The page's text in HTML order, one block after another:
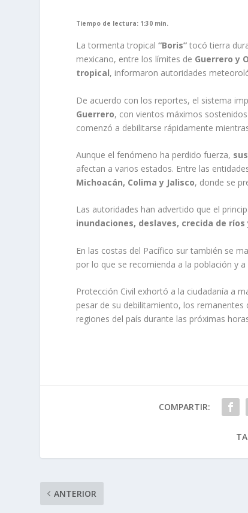
Tiempo de lectura: 1:30 min.
La tormenta tropical“Boris” tocó tierra
mexicano, entre los límites de Guerrero y
tropical, informaron autoridades
De acuerdo con los reportes, el sistema
Guerrero, con vientos máximos
comenzó a debilitarse rápidamente
Aunque el fenómeno ha perdido fuerza,
afectan a varios estados. Entre las
Michoacán, Colima y Jalisco, donde se
Las autoridades han advertido que el
inundaciones, deslaves, crecida de ríos
En las costas del Pacífico sur también se
por lo que se recomienda a la población y
Protección Civil exhortó a la ciudadanía a
pesar de su debilitamiento, los remanentes
regiones del país durante las próximas
COMPARTIR:
ANTERIOR